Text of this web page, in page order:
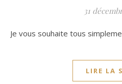
31
Je vous souhaite tous
LIRE LA